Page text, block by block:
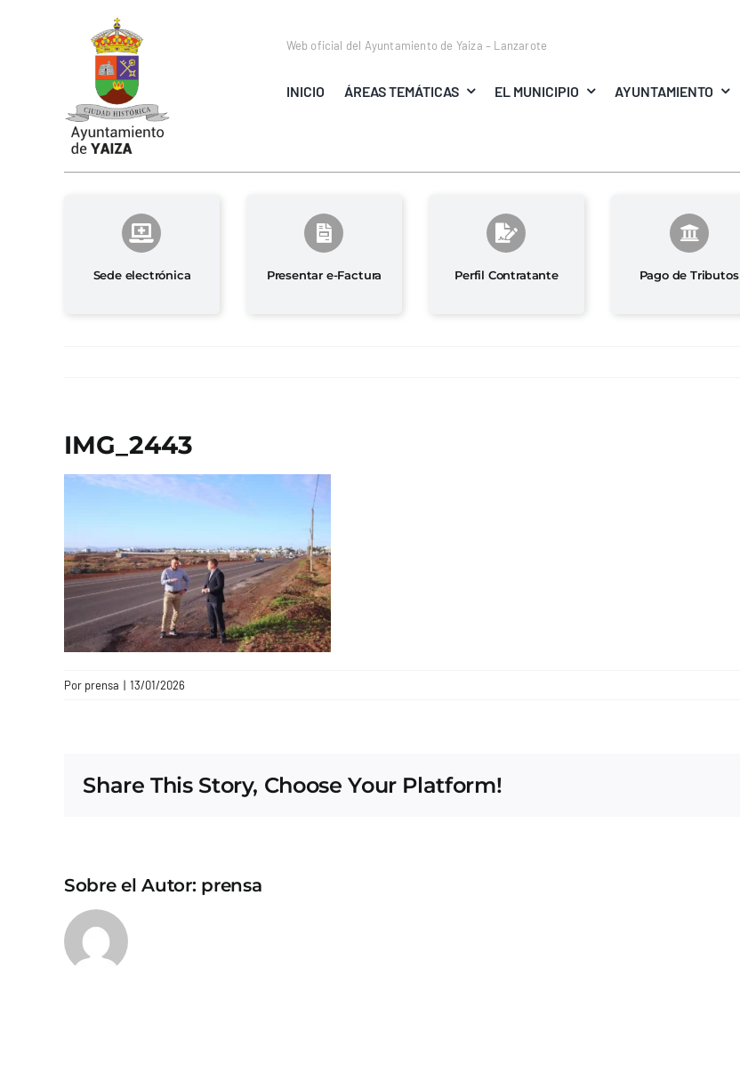
Web oficial del Ayuntamiento de Yaiza – Lanzarote
INICIO ÁREAS TEMÁTICAS EL MUNICIPIO AYUNTAMIENTO
Sede electrónica Presentar e-Factura Perfil Contratante Pago de Tributos
IMG_2443
Por prensa | 13/01/2026
Share This Story, Choose Your Platform!
Sobre el Autor: prensa